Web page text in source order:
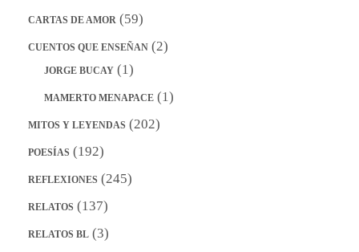
CARTAS DE AMOR (59)
CUENTOS QUE ENSEÑAN (2)
JORGE BUCAY (1)
MAMERTO MENAPACE (1)
MITOS Y LEYENDAS (202)
POESÍAS (192)
REFLEXIONES (245)
RELATOS (137)
RELATOS BL (3)